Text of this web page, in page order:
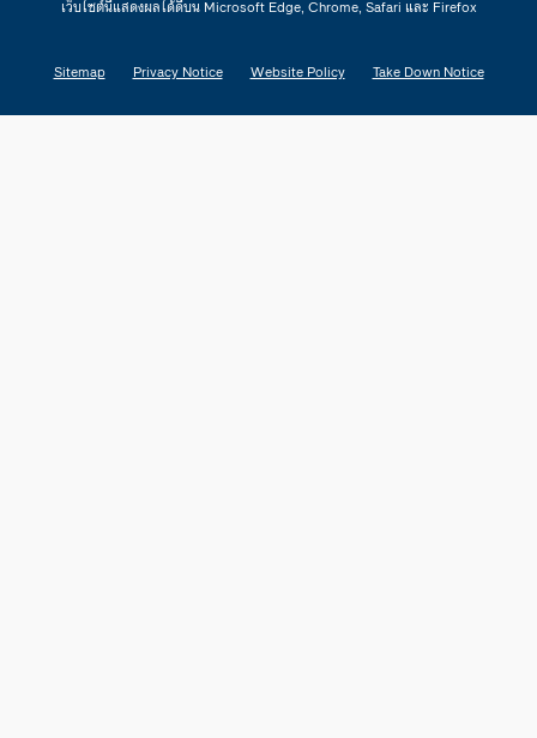
เว็บไซต์นี้แสดงผลได้ดีบน Microsoft Edge, Chrome, Safari และ Firefox
Sitemap Privacy Notice Website Policy Take Down Notice